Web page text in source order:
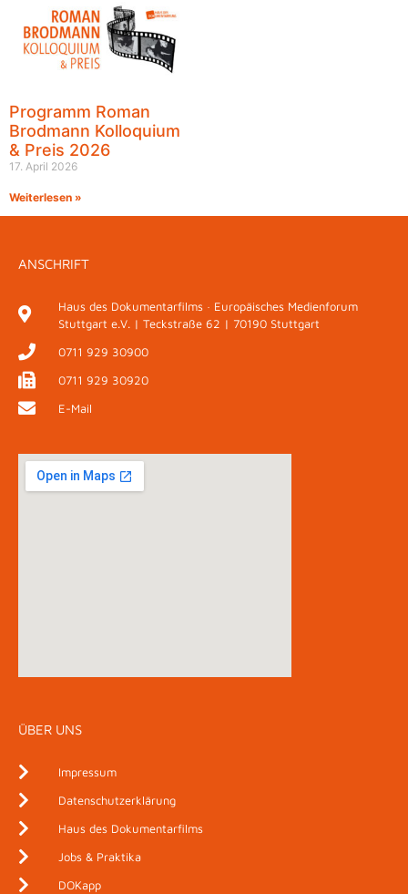
Programm Roman
Brodmann Kolloquium
& Preis 2026
17. April 2026
Weiterlesen »
ANSCHRIFT
Haus des Dokumentarfilms · Europäisches Medienforum
Stuttgart e.V. | Teckstraße 62 | 70190 Stuttgart
0711 929 30900
0711 929 30920
E-Mail
ÜBER UNS
Impressum
Datenschutzerklärung
Haus des Dokumentarfilms
Jobs & Praktika
DOKapp